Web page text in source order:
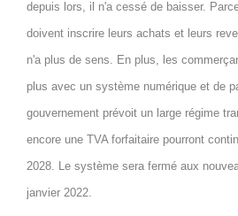
depuis lors, il n'a cessé de baisser.
doivent inscrire leurs achats et leurs
n'a plus de sens. En plus, les
plus avec un système numérique et de
gouvernement prévoit un large régime
encore une TVA forfaitaire pourront
2028. Le système sera fermé aux
janvier 2022.